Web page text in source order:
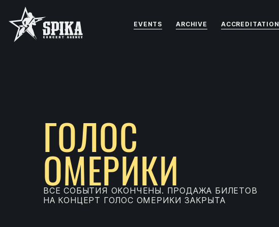
EVENTS ARCHIVE ACCREDITATION
ГОЛОС
ОМЕРИКИ
ВСЕ СОБЫТИЯ ОКОНЧЕНЫ. ПРОДАЖА БИЛЕТОВ
НА КОНЦЕРТ ГОЛОС ОМЕРИКИ ЗАКРЫТА